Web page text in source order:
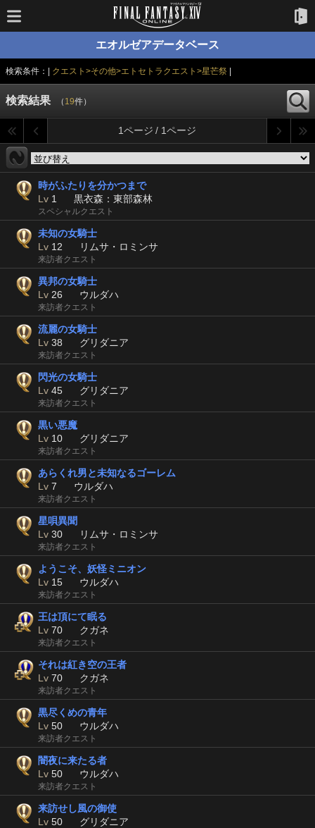
エオルゼアデータベース
検索条件：| クエスト>その他>エトセトラクエスト>星芒祭|
検索結果 （ 19件）
1ページ / 1ページ
時がふたりを分かつまで
Lv 1 黒衣森：東部森林
スペシャルクエスト
未知の女騎士
Lv 12 リムサ・ロミンサ
来訪者クエスト
異邦の女騎士
Lv 26 ウルダハ
来訪者クエスト
流麗の女騎士
Lv 38 グリダニア
来訪者クエスト
閃光の女騎士
Lv 45 グリダニア
来訪者クエスト
黒い悪魔
Lv 10 グリダニア
来訪者クエスト
あらくれ男と未知なるゴーレム
Lv 7 ウルダハ
来訪者クエスト
星唄異聞
Lv 30 リムサ・ロミンサ
来訪者クエスト
ようこそ、妖怪ミニオン
Lv 15 ウルダハ
来訪者クエスト
王は頂にて眠る
Lv 70 クガネ
来訪者クエスト
それは紅き空の王者
Lv 70 クガネ
来訪者クエスト
黒尽くめの青年
Lv 50 ウルダハ
来訪者クエスト
闇夜に来たる者
Lv 50 ウルダハ
来訪者クエスト
来訪せし風の御使
Lv 50 グリダニア